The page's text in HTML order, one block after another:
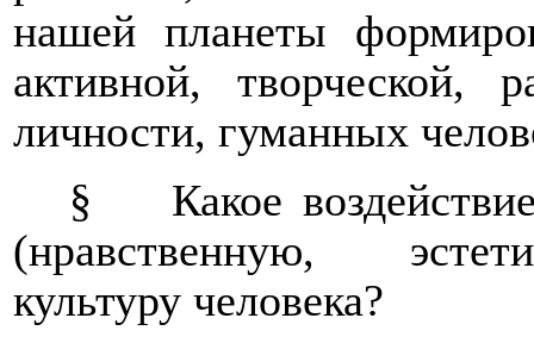
нашей планеты
активной, творческой,
личности, гуманных
§
Какое
(нравственную,
культуру человека?